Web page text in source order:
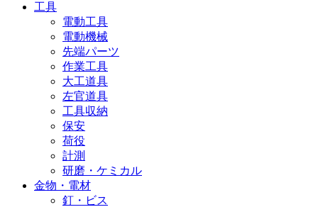
工具
電動工具
電動機械
先端パーツ
作業工具
大工道具
左官道具
工具収納
保安
荷役
計測
研磨・ケミカル
金物・電材
釘・ビス